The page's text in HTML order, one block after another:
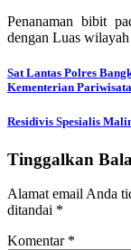
Penanaman bibit
dengan Luas
Navigasi
Sat Lantas Polres
Kementerian
Residivis Spesialis
Tinggalkan
Alamat email Anda
ditandai *
Komentar *